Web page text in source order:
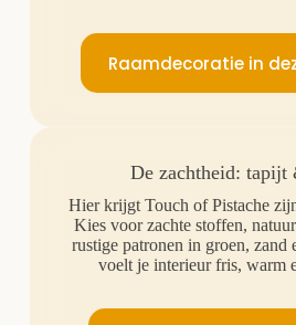
Raamdecoratie in
De zachtheid:
Hier krijgt Touch of Pistache
Kies voor zachte stoffen,
rustige patronen in groen, zand
voelt je interieur fris, warm